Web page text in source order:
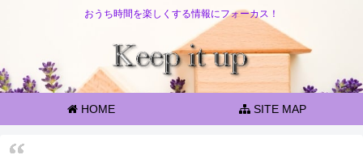
おうち時間を楽しくする情報にフォーカス！
HOME SITE MAP